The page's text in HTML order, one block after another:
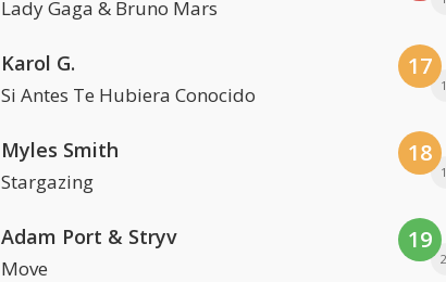
Lady Gaga & Bruno Mars
Karol G.
Si Antes Te Hubiera Conocido
Myles Smith
Stargazing
Adam Port & Stryv
Move
17
18
19